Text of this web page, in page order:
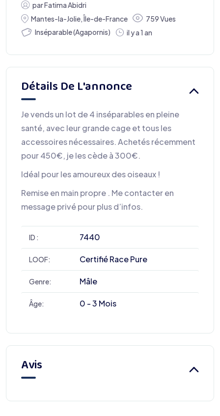
parFatima Abidri
Mantes-la-Jolie,Île-de-France
759 Vues
Inséparable (Agapornis)
il y a 1 an
Détails De L'annonce
Je vends un lot de 4 inséparables en pleine
santé, avec leur grande cage et tous les
accessoires nécessaires. Achetés récemment
pour 450€, je les cède à 300€.
Idéal pour les amoureux des oiseaux !
Remise en main propre . Me contacter en
message privé pour plus d’infos.
ID : 7440
LOOF: Certifié Race Pure
Genre: Mâle
Âge: 0 - 3 Mois
Avis